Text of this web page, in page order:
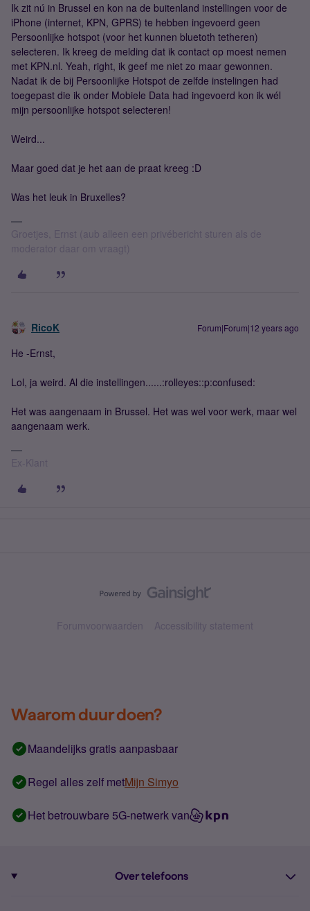
Ik zit nú in Brussel en kon na de buitenland instellingen voor de
iPhone (internet, KPN, GPRS) te hebben ingevoerd geen
Persoonlijke hotspot (voor het kunnen bluetoth tetheren)
selecteren. Ik kreeg de melding dat ik contact op moest nemen
met KPN.nl. Yeah, right, ik geef me niet zo maar gewonnen.
Nadat ik de bij Persoonlijke Hotspot de zelfde instelingen had
toegepast die ik onder Mobiele Data had ingevoerd kon ik wél
mijn persoonlijke hotspot selecteren!
Weird...
Maar goed dat je het aan de praat kreeg :D
Was het leuk in Bruxelles?
Groetjes, Ernst (aub alleen een privébericht sturen als de
moderator daar om vraagt)
RicoK Forum|Forum|12 years ago
He -Ernst,
Lol, ja weird. Al die instellingen......:rolleyes::p:confused:
Het was aangenaam in Brussel. Het was wel voor werk, maar wel
aangenaam werk.
Ex-Klant
Forumvoorwaarden Accessibility statement
Waarom duur doen?
Maandelijks gratis aanpasbaar
Regel alles zelf metMijn Simyo
Het betrouwbare 5G-netwerk van
Over telefoons